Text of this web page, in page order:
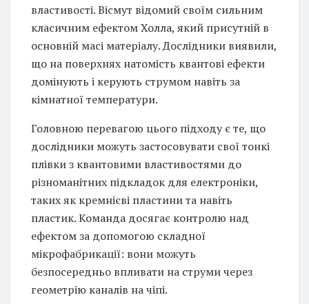
властивості. Вісмут відомий своїм сильним
класичним ефектом Холла, який присутній в
основній масі матеріалу. Дослідники виявили,
що на поверхнях натомість квантові ефекти
домінують і керують струмом навіть за
кімнатної температури.
Головною перевагою цього підходу є те, що
дослідники можуть застосовувати свої тонкі
плівки з квантовими властивостями до
різноманітних підкладок для електроніки,
таких як кремнієві пластини та навіть
пластик. Команда досягає контролю над
ефектом за допомогою складної
мікрофабрикації: вони можуть
безпосередньо впливати на струми через
геометрію каналів на чіпі.